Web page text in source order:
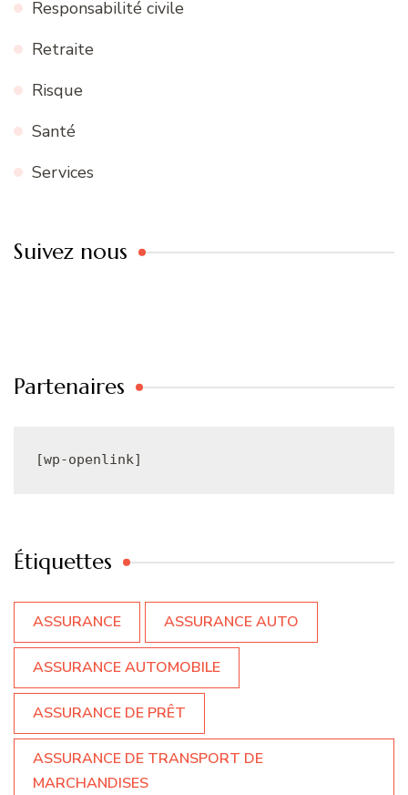
Responsabilité civile
Retraite
Risque
Santé
Services
Suivez nous
Partenaires
[wp-openlink]
Étiquettes
ASSURANCE ASSURANCE AUTO
ASSURANCE AUTOMOBILE
ASSURANCE DE PRÊT
ASSURANCE DE TRANSPORT DE
MARCHANDISES